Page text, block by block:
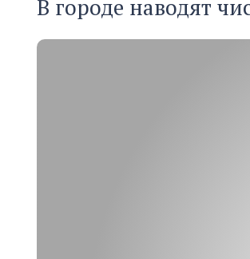
В городе наводят